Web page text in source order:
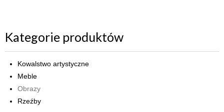
Kategorie produktów
Kowalstwo artystyczne
Meble
Obrazy
Rzeźby